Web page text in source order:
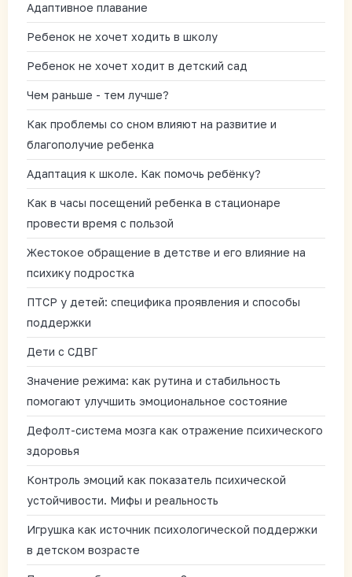
Адаптивное плавание
Ребенок не хочет ходить в школу
Ребенок не хочет ходит в детский сад
Чем раньше - тем лучше?
Как проблемы со сном влияют на развитие и
благополучие ребенка
Адаптация к школе. Как помочь ребёнку?
Как в часы посещений ребенка в стационаре
провести время с пользой
Жестокое обращение в детстве и его влияние на
психику подростка
ПТСР у детей: специфика проявления и способы
поддержки
Дети с СДВГ
Значение режима: как рутина и стабильность
помогают улучшить эмоциональное состояние
Дефолт-система мозга как отражение психического
здоровья
Контроль эмоций как показатель психической
устойчивости. Мифы и реальность
Игрушка как источник психологической поддержки
в детском возрасте